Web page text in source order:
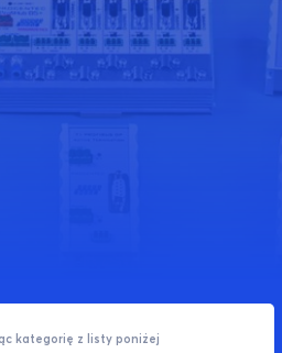
kategorię z listy poniżej